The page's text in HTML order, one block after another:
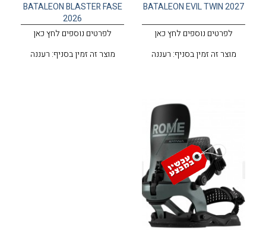
BATALEON EVIL TWIN 2027
לפרטים נוספים לחץ כאן
מוצר זה זמין בסניף: רעננה
BATALEON BLASTER FASE
2026
לפרטים נוספים לחץ כאן
מוצר זה זמין בסניף: רעננה